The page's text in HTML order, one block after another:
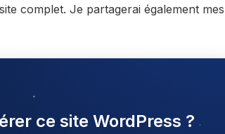
complet. Je partagerai également mes
ce site WordPress ?